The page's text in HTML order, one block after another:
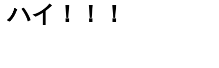
ハイ！！！